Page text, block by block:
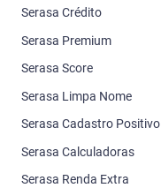
Serasa Crédito
Serasa Premium
Serasa Score
Serasa Limpa Nome
Serasa Cadastro Positivo
Serasa Calculadoras
Serasa Renda Extra